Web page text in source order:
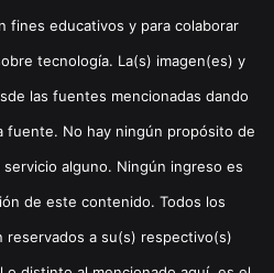
fines educativos y para colaborar
tecnología. La(s) imagen(es) y
las fuentes mencionadas dando
fuente. No hay ningún propósito de
alguno. Ningún ingreso es
de este contenido. Todos los
a su(s) respectivo(s)